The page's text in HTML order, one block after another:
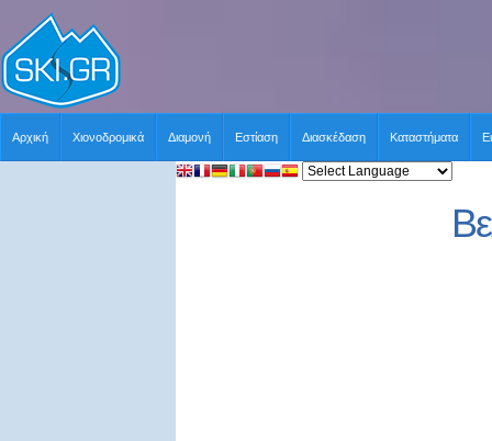
Αρχική Χιονοδρομικά Διαμονή Εστίαση Διασκέδαση Καταστήματα